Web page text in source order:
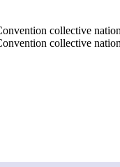
collective
collective